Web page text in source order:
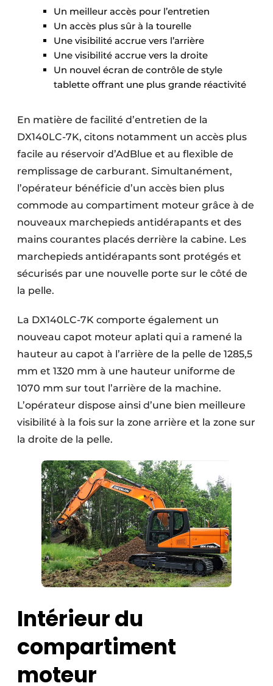
Protection solaire
Rénovation
Sécurité incendie
Techniques ferroviaires
Un meilleur accès pour l’entretien
Un accès plus sûr à la tourelle
Une visibilité accrue vers l’arrière
Une visibilité accrue vers la droite
Un nouvel écran de contrôle de style
tablette offrant une plus grande réactivité
En matière de facilité d’entretien de la
DX140LC-7K, citons notamment un accès plus
facile au réservoir d’AdBlue et au flexible de
remplissage de carburant. Simultanément,
l’opérateur bénéficie d’un accès bien plus
commode au compartiment moteur grâce à de
nouveaux marchepieds antidérapants et des
mains courantes placés derrière la cabine. Les
marchepieds antidérapants sont protégés et
sécurisés par une nouvelle porte sur le côté de
la pelle.
La DX140LC-7K comporte également un
nouveau capot moteur aplati qui a ramené la
hauteur au capot à l’arrière de la pelle de 1285,5
mm et 1320 mm à une hauteur uniforme de
1070 mm sur tout l’arrière de la machine.
L’opérateur dispose ainsi d’une bien meilleure
visibilité à la fois sur la zone arrière et la zone sur
la droite de la pelle.
Intérieur du
compartiment
moteur